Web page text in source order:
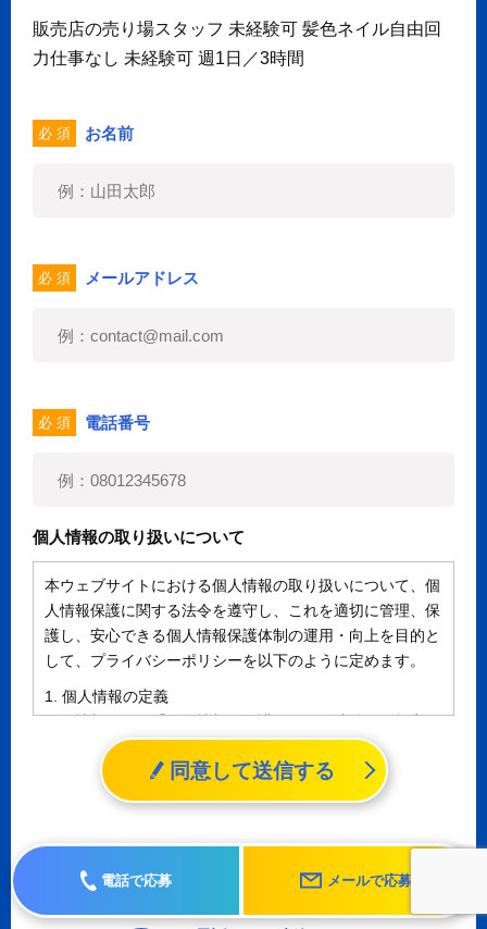
販売店の売り場スタッフ 未経験可 髪色ネイル自由回
力仕事なし 未経験可 週1日／3時間
必 須 お名前
必 須 メールアドレス
必 須 電話番号
個人情報の取り扱いについて
本ウェブサイトにおける個人情報の取り扱いについて、個
人情報保護に関する法令を遵守し、これを適切に管理、保
護し、安心できる個人情報保護体制の運用・向上を目的と
して、プライバシーポリシーを以下のように定めます。
1. 個人情報の定義
個人情報とは、「個人情報の保護に関する法律」に規定さ
れる生存する個人に関する情報であって、氏名、生年月日
その他の記述等により特定の個人を識別することができる
情報（個人識別情報）を指します。
に取り扱います。応募者等の同意を事前に得た場合、又は
法令により許された場合を除き、個人情報を第三者に提供
同意して送信する
電話で応募 メールで応募